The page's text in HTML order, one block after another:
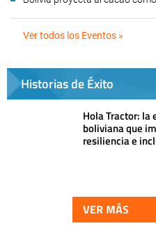
Ver todos los Eventos »
Historias de Éxito
Hola Tractor: la
boliviana que
resiliencia e
VER MÁS